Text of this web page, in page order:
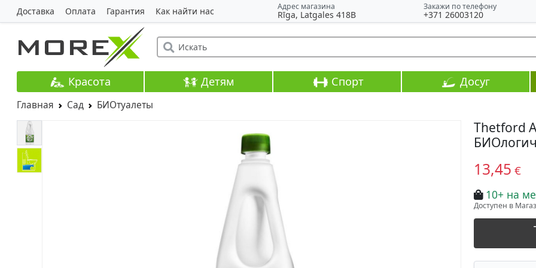
Доставка Оплата Гарантия Как найти нас Адрес магазина
Rīga, Latgales 418B
Закажи по телефону
+371 26003120
Красота Детям Спорт Досуг
Главная Сад БИОтуалеты
Thetford
13,45 €
10+ на
Доступен в